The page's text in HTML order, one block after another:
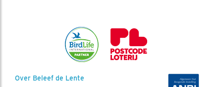
Over Beleef de Lente